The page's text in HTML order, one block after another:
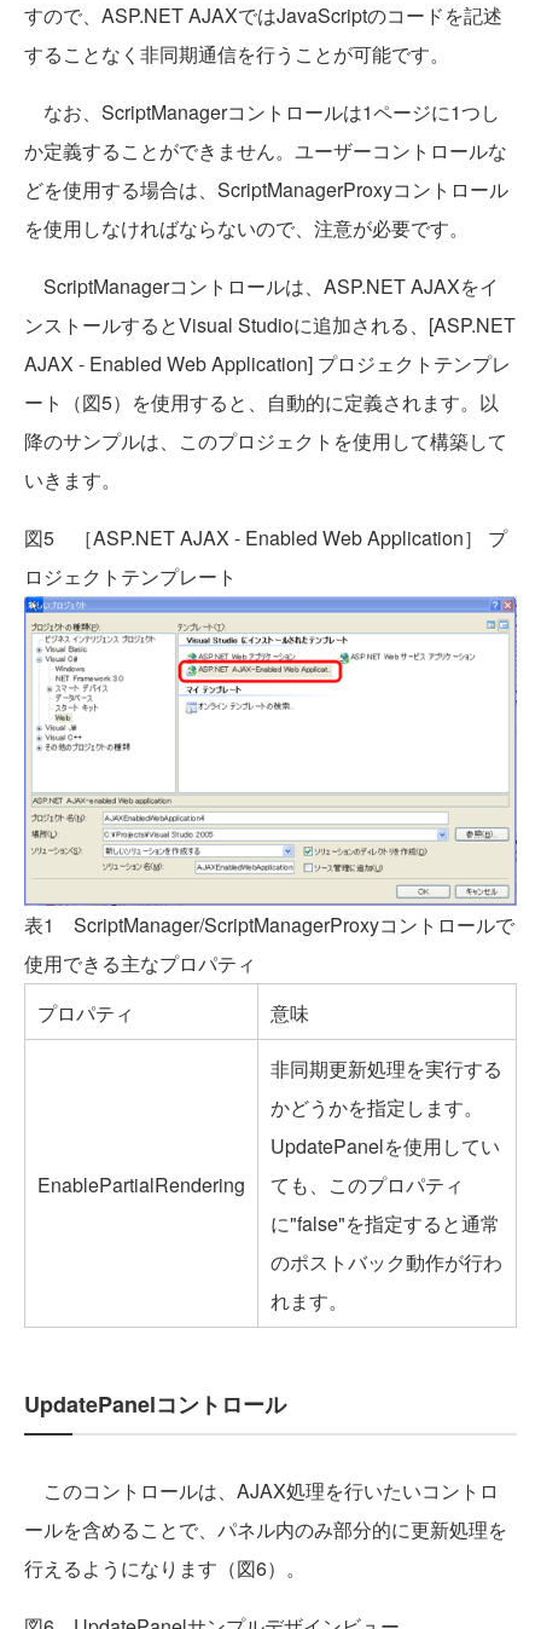
すので、ASP.NET AJAXではJavaScriptのコードを記述
することなく非同期通信を行うことが可能です。
なお、ScriptManagerコントロールは1ページに1つし
か定義することができません。ユーザーコントロールな
どを使用する場合は、ScriptManagerProxyコントロール
を使用しなければならないので、注意が必要です。
ScriptManagerコントロールは、ASP.NET AJAXをイ
ンストールするとVisual Studioに追加される、[ASP.NET
AJAX - Enabled Web Application] プロジェクトテンプレ
ート（図5）を使用すると、自動的に定義されます。以
降のサンプルは、このプロジェクトを使用して構築して
いきます。
図5 ［ASP.NET AJAX - Enabled Web Application］ プ
ロジェクトテンプレート
表1 ScriptManager/ScriptManagerProxyコントロールで
使用できる主なプロパティ
プロパティ
意味
EnablePartialRendering
非同期更新処理を実行する
かどうかを指定します。
UpdatePanelを使用してい
ても、このプロパティ
に"false"を指定すると通常
のポストバック動作が行わ
れます。
UpdatePanelコントロール
このコントロールは、AJAX処理を行いたいコントロ
ールを含めることで、パネル内のみ部分的に更新処理を
行えるようになります（図6）。